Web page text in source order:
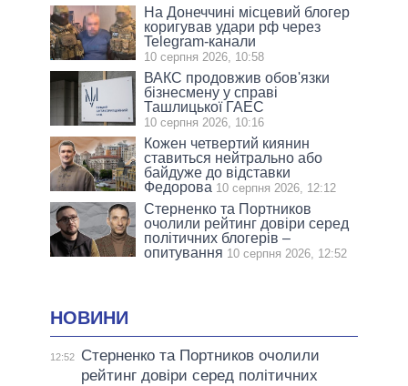
На Донеччині місцевий блогер
коригував удари рф через
Telegram-канали
10 серпня 2026, 10:58
ВАКС продовжив обов'язки
бізнесмену у справі
Ташлицької ГАЕС
10 серпня 2026, 10:16
Кожен четвертий киянин
ставиться нейтрально або
байдуже до відставки
Федорова 10 серпня 2026, 12:12
Стерненко та Портников
очолили рейтинг довіри серед
політичних блогерів –
опитування 10 серпня 2026, 12:52
НОВИНИ
12:52
Стерненко та Портников очолили
рейтинг довіри серед політичних